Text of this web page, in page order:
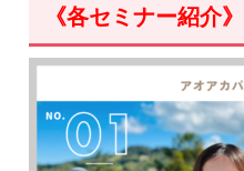
《各セミナー紹介》